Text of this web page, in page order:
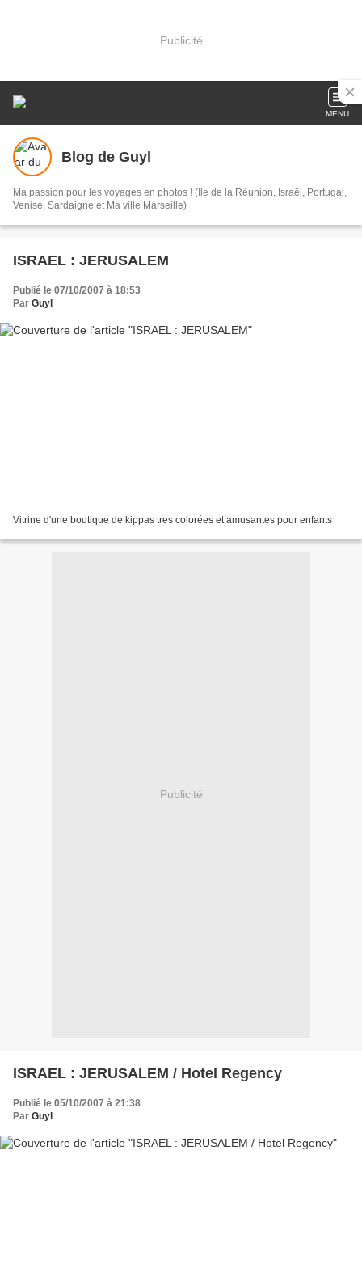
Publicité
MENU
Blog de Guyl
Ma passion pour les voyages en photos ! (Ile de la Réunion, Israël, Portugal,
Venise, Sardaigne et Ma ville Marseille)
ISRAEL : JERUSALEM
Publié le 07/10/2007 à 18:53
Par Guyl
Vitrine d'une boutique de kippas tres colorées et amusantes pour enfants
Publicité
ISRAEL : JERUSALEM / Hotel Regency
Publié le 05/10/2007 à 21:38
Par Guyl